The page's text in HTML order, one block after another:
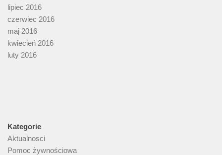
lipiec 2016
czerwiec 2016
maj 2016
kwiecień 2016
luty 2016
Kategorie
Aktualnosci
Pomoc żywnościowa